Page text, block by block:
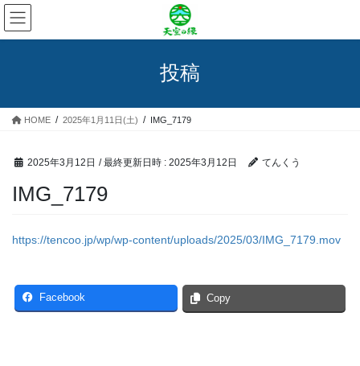
コ
ン
テ
ス
ナ
ビ
ゲ
ン
投稿
HOME 2025年1月11日(土) IMG_7179
2025年3月12日 / 最終更新日時 : 2025年3月12日 てんくう
IMG_7179
https://tencoo.jp/wp/wp-content/uploads/2025/03/IMG_7179.mov
Facebook Copy